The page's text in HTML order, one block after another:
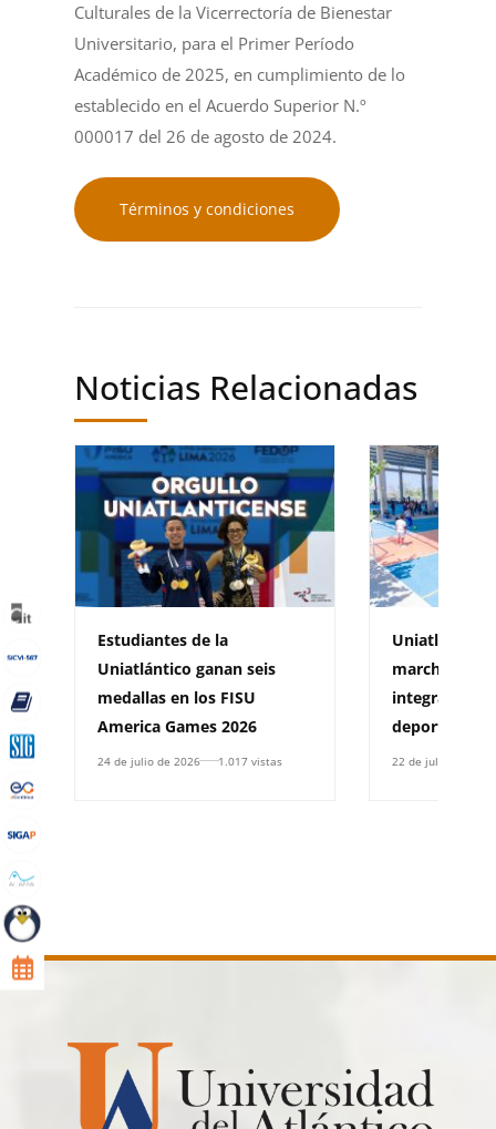
Culturales de la Vicerrectoría de Bienestar
Universitario, para el Primer Período
Académico de 2025, en cumplimiento de lo
establecido en el Acuerdo Superior N.º
000017 del 26 de agosto de 2024.
Términos y condiciones
Noticias Relacionadas
Estudiantes de la
Uniatlántico ganan seis
medallas en los FISU
America Games 2026
24 de julio de 2026 1.017 vistas
Uniatlántico
marcha la
integral de
deportivos
22 de julio de 2026